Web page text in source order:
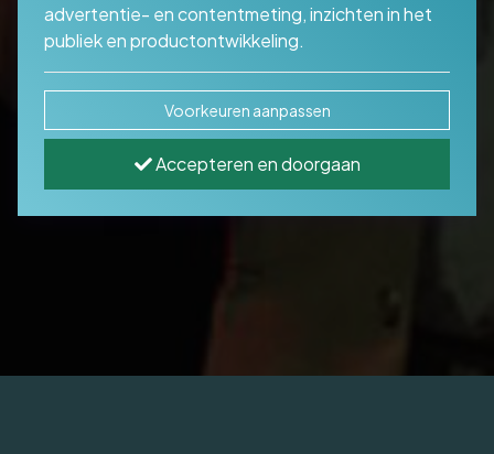
advertentie- en contentmeting, inzichten in het
publiek en productontwikkeling.
Voorkeuren aanpassen
Accepteren en doorgaan